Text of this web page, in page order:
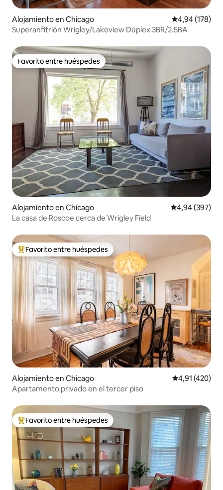
Alojamiento en Chicago Calificación
4,94 (178)
Superanfitrión Wrigley/Lakeview Dúplex 3BR/2.5BA
Favorito entre huéspedes
Favorito entre huéspedes
Alojamiento en Chicago Calificación
4,94 (397)
La casa de Roscoe cerca de Wrigley Field
Favorito entre los huéspedes más destacados
Favorito entre huéspedes
Alojamiento en Chicago Calificación
4,91 (420)
Apartamento privado en el tercer piso
Favorito entre los huéspedes más destacados
Favorito entre huéspedes